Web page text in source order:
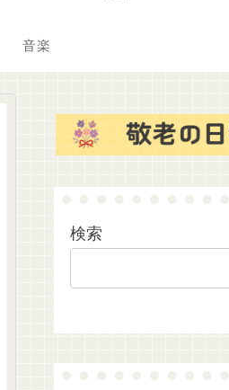
音楽
検索